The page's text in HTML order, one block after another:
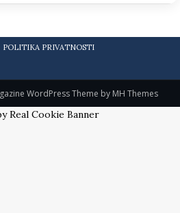
POLITIKA PRIVATNOSTI
WordPress Theme by MH Themes
Real Cookie Banner